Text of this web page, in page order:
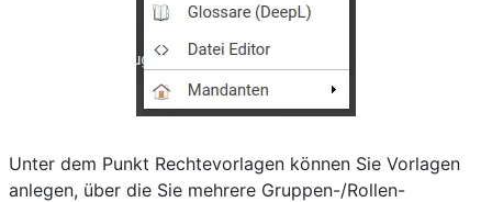
Unter dem Punkt Rechtevorlagen können Sie Vorlagen
anlegen, über die Sie mehrere Gruppen-/Rollen-